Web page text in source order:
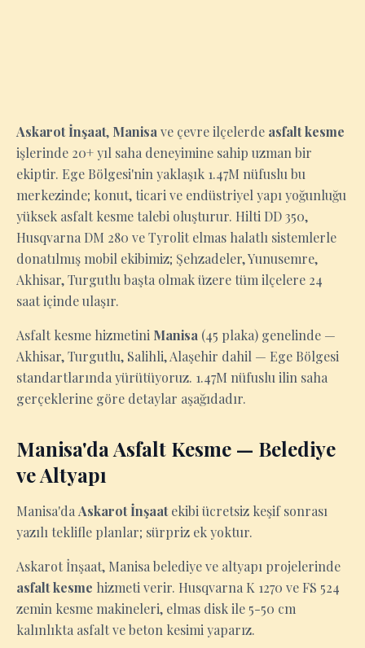
Askarot İnşaat, Manisa ve çevre ilçelerde asfalt kesme
işlerinde 20+ yıl saha deneyimine sahip uzman bir
ekiptir. Ege Bölgesi'nin yaklaşık 1.47M nüfuslu bu
merkezinde; konut, ticari ve endüstriyel yapı yoğunluğu
yüksek asfalt kesme talebi oluşturur. Hilti DD 350,
Husqvarna DM 280 ve Tyrolit elmas halatlı sistemlerle
donatılmış mobil ekibimiz; Şehzadeler, Yunusemre,
Akhisar, Turgutlu başta olmak üzere tüm ilçelere 24
saat içinde ulaşır.
Asfalt kesme hizmetini Manisa (45 plaka) genelinde —
Akhisar, Turgutlu, Salihli, Alaşehir dahil — Ege Bölgesi
standartlarında yürütüyoruz. 1.47M nüfuslu ilin saha
gerçeklerine göre detaylar aşağıdadır.
Manisa'da Asfalt Kesme — Belediye
ve Altyapı
Manisa'da Askarot İnşaatekibi ücretsiz keşif sonrası
yazılı teklifle planlar; sürpriz ek yoktur.
Askarot İnşaat, Manisa belediye ve altyapı projelerinde
asfalt kesme hizmeti verir. Husqvarna K 1270 ve FS 524
zemin kesme makineleri, elmas disk ile 5-50 cm
kalınlıkta asfalt ve beton kesimi yaparız.